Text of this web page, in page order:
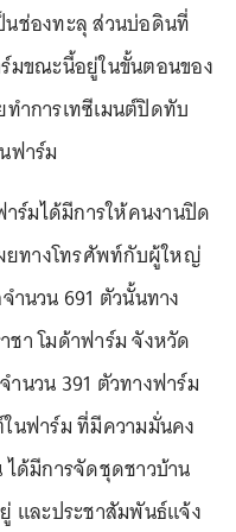
นช่องทะลุ ส่วนบ่อดินที่
มขณะนี้อยู่ในขั้นตอนของ
ำการเทซีเมนต์ปิดทับ
ฟาร์ม
ร์มได้มีการให้คนงานปิด
ยทางโทรศัพท์กับผู้ใหญ่
ำนวน 691 ตัวนั้นทาง
า โมด้าฟาร์ม จังหวัด
นวน 391 ตัวทางฟาร์ม
ในฟาร์ม ที่มีความมั่นคง
ด้มีการจัดชุดชาวบ้าน
และประชาสัมพันธ์แจ้ง